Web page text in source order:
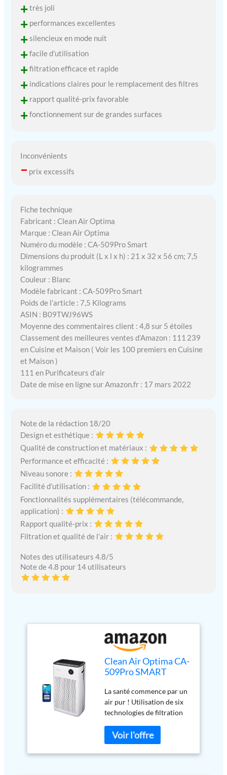
+très joli
+ performances excellentes
+silencieux en mode nuit
+facile d’utilisation
+filtration efficace et rapide
+ indications claires pour le remplacement des filtres
+ rapport qualité-prix favorable
+fonctionnement sur de grandes surfaces
Inconvénients
– prix excessifs
Fiche technique
Fabricant : Clean Air Optima
Marque : Clean Air Optima
Numéro du modèle : CA-509Pro Smart
Dimensions du produit (L x l x h) : 21 x 32 x 56 cm; 7,5
kilogrammes
Couleur : Blanc
Modèle fabricant : CA-509Pro Smart
Poids de l’article : 7,5 Kilograms
ASIN : B09TWJ96WS
Moyenne des commentaires client : 4,8 sur 5 étoiles
Classement des meilleures ventes d’Amazon : 111 239
en Cuisine et Maison ( Voir les 100 premiers en Cuisine
et Maison )
111 en Purificateurs d’air
Date de mise en ligne sur Amazon.fr : 17 mars 2022
Note de la rédaction 18/20
Design et esthétique :
Qualité de construction et matériaux :
Performance et efficacité :
Niveau sonore :
Facilité d’utilisation :
Fonctionnalités supplémentaires (télécommande,
application) :
Rapport qualité-prix :
Filtration et qualité de l’air :
Notes des utilisateurs 4.8/5
Note de 4.8 pour 14 utilisateurs
Clean Air Optima CA-
509Pro SMART
intelligent HEPA UV-
C – Ventilateur très
silencieux < 10 dB(A)
– 400 m³ d'air sans
particules par heure –
Convient pour des
pièces jusqu'à : 90
La santé commence par un
air pur ! Utilisation de six
technologies de filtration
d'air intelligent HEPA UV
CA-509Pro crée un air
intérieur propre et frais et